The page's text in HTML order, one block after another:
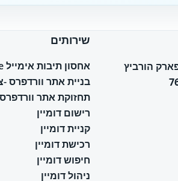
– פארק הורביץ
שירותים
אחסון תיבות אימייל Exchange
בניית אתר וורדפרס
תחזוקת אתר וורדפרס
רישום דומיין
קניית דומיין
רכישת דומיין
חיפוש דומיין
ניהול דומיין